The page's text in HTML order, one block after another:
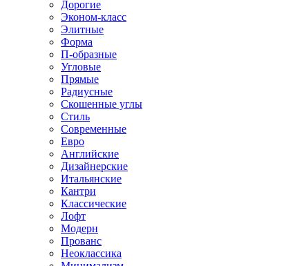
Дорогие
Эконом-класс
Элитные
Форма
П-образные
Угловые
Прямые
Радиусные
Скошенные углы
Стиль
Современные
Евро
Английские
Дизайнерские
Итальянские
Кантри
Классические
Лофт
Модерн
Прованс
Неоклассика